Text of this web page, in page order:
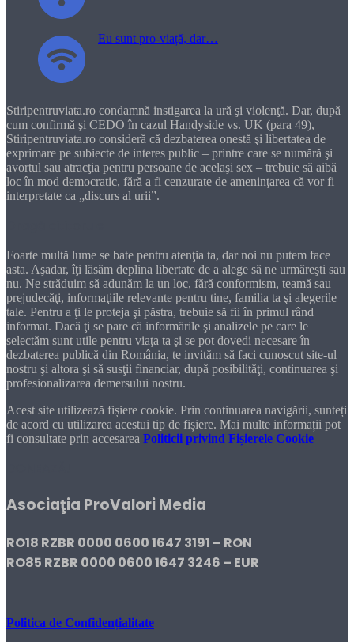
Eu sunt pro-viață, dar…
Stiripentruviata.ro condamnă instigarea la ură şi violenţă. Dar, după
cum confirmă şi CEDO în cazul Handyside vs. UK (para 49),
Stiripentruviata.ro consideră că dezbaterea onestă şi libertatea de
exprimare pe subiecte de interes public – printre care se numără şi
avortul sau atracţia pentru persoane de acelaşi sex – trebuie să aibă
loc în mod democratic, fără a fi cenzurate de ameninţarea că vor fi
interpretate ca „discurs al urii”.
Foarte multă lume se bate pentru atenţia ta, dar noi nu putem face
asta. Aşadar, îţi lăsăm deplina libertate de a alege să ne urmăreşti sau
nu. Ne străduim să adunăm la un loc, fără conformism, teamă sau
prejudecăţi, informaţiile relevante pentru tine, familia ta şi alegerile
tale. Pentru a ţi le proteja şi păstra, trebuie să fii în primul rând
informat. Dacă ţi se pare că informările şi analizele pe care le
selectăm sunt utile pentru viaţa ta şi se pot dovedi necesare în
dezbaterea publică din România, te invităm să faci cunoscut site-ul
nostru şi altora şi să susţii financiar, după posibilităţi, continuarea şi
profesionalizarea demersului nostru.
Acest site utilizează fișiere cookie. Prin continuarea navigării, sunteți
de acord cu utilizarea acestui tip de fișiere. Mai multe informații pot
fi consultate prin accesarea Politicii privind Fișierele Cookie
Asociaţia ProValori Media
RO18 RZBR 0000 0600 1647 3191 – RON
RO85 RZBR 0000 0600 1647 3246 – EUR
Politica de Confidențialitate